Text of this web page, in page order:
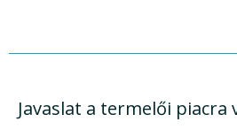
Javaslat a termelői piacra